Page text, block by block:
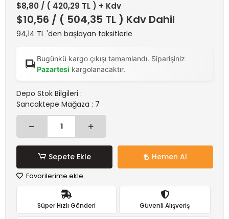
$8,80 / ( 420,29 TL ) + Kdv
$10,56 / ( 504,35 TL ) Kdv Dahil
94,14 TL 'den başlayan taksitlerle
Bugünkü kargo çıkışı tamamlandı. Siparişiniz
Pazartesi kargolanacaktır.
Depo Stok Bilgileri :
Sancaktepe Mağaza : 7
Sepete Ekle Hemen Al
Favorilerime ekle
Süper Hızlı Gönderi Güvenli Alışveriş